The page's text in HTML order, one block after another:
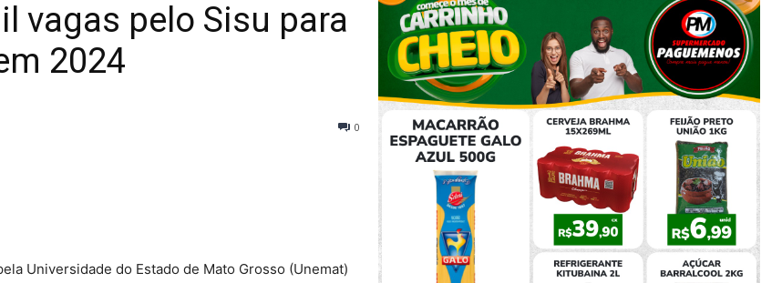
vagas pelo Sisu para
2024
0
Universidade do Estado de Mato Grosso (Unemat)